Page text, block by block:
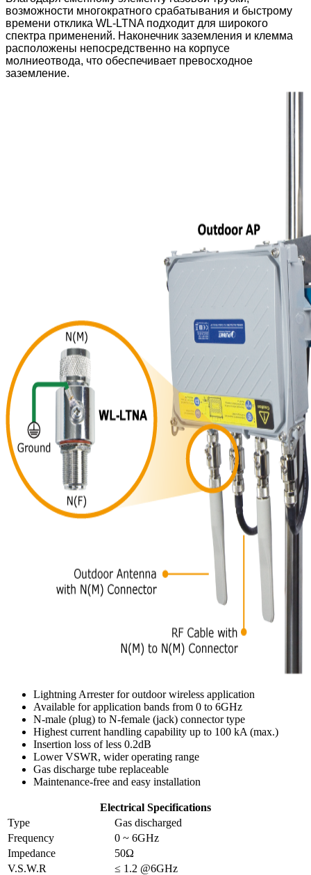
возможности многократного срабатывания и быстрому
времени отклика WL-LTNA подходит для широкого
спектра применений. Наконечник заземления и клемма
расположены непосредственно на корпусе
молниеотвода, что обеспечивает превосходное
заземление.
Lightning Arrester for outdoor wireless application
Available for application bands from 0 to 6GHz
N-male (plug) to N-female (jack) connector type
Highest current handling capability up to 100 kA (max.)
Insertion loss of less 0.2dB
Lower VSWR, wider operating range
Gas discharge tube replaceable
Maintenance-free and easy installation
Electrical Specifications
Type
Gas discharged
Frequency
0 ~ 6GHz
Impedance
50Ω
V.S.W.R
≤ 1.2 @6GHz